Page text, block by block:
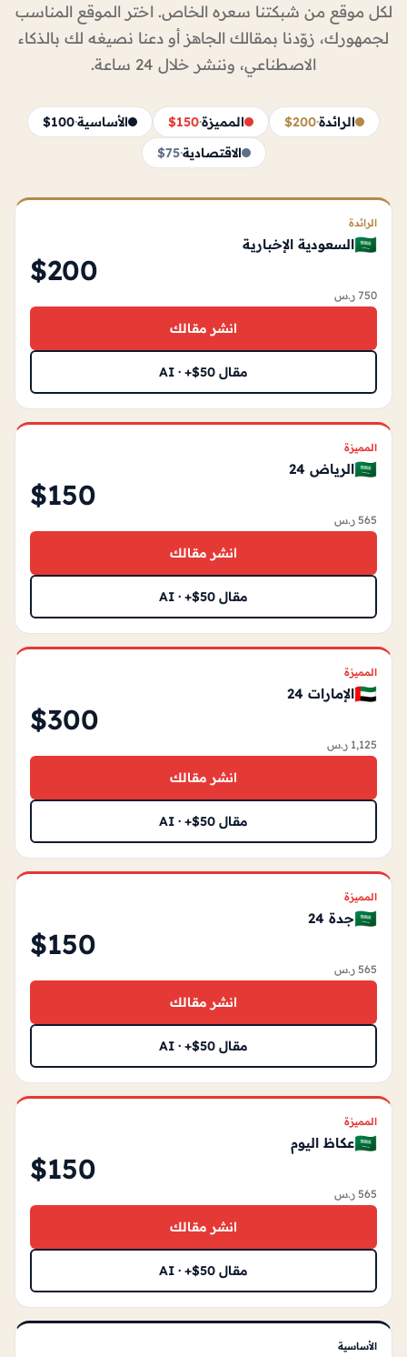
لكل موقع من شبكتنا سعره الخاص. اختر الموقع المناسب
لجمهورك، زوّدنا بمقالك الجاهز أو دعنا نصيغه لك بالذكاء
الاصطناعي، وننشر خلال 24 ساعة.
الرائدة·
$200 المميزة·
$150 الأساسية·
$100
الاقتصادية·
$75
الرائدة
🇸🇦السعودية الإخبارية
$200
750 ر.س
انشر مقالك
مقال AI · +$50
المميزة
🇸🇦الرياض 24
$150
565 ر.س
انشر مقالك
مقال AI · +$50
المميزة
🇦🇪الإمارات 24
$300
1,125 ر.س
انشر مقالك
مقال AI · +$50
المميزة
🇸🇦جدة 24
$150
565 ر.س
انشر مقالك
مقال AI · +$50
المميزة
🇸🇦عكاظ اليوم
$150
565 ر.س
انشر مقالك
مقال AI · +$50
الأساسية